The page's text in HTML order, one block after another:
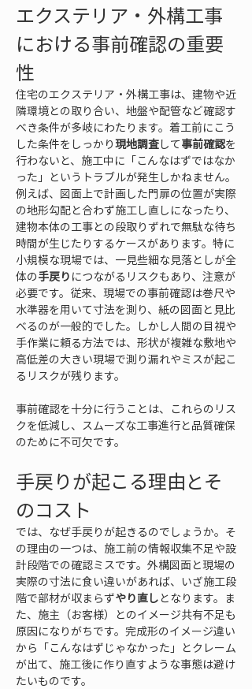
エクステリア・外構工事
における事前確認の重要
性
住宅のエクステリア・外構工事は、建物や近
隣環境との取り合い、地盤や配管など確認す
べき条件が多岐にわたります。着工前にこう
した条件をしっかり現地調査して事前確認を
行わないと、施工中に「こんなはずではなか
った」というトラブルが発生しかねません。
例えば、図面上で計画した門扉の位置が実際
の地形勾配と合わず施工し直しになったり、
建物本体の工事との段取りずれで無駄な待ち
時間が生じたりするケースがあります。特に
小規模な現場では、一見些細な見落としが全
体の手戻り につながるリスクもあり、注意が
必要です。従来、現場での事前確認は巻尺や
水準器を用いて寸法を測り、紙の図面と見比
べるのが一般的でした。しかし人間の目視や
手作業に頼る方法では、形状が複雑な敷地や
高低差の大きい現場で測り漏れやミスが起こ
るリスクが残ります。
事前確認を十分に行うことは、これらのリス
クを低減し、スムーズな工事進行と品質確保
のために不可欠です。
手戻りが起こる理由とそ
のコスト
では、なぜ手戻りが起きるのでしょうか。そ
の理由の一つは、施工前の情報収集不足や設
計段階での確認ミスです。外構図面と現場の
実際の寸法に食い違いがあれば、いざ施工段
階で部材が収まらずやり直し となります。ま
た、施主（お客様）とのイメージ共有不足も
原因になりがちです。完成形のイメージ違い
から「こんなはずじゃなかった」とクレーム
が出て、施工後に作り直すような事態は避け
たいものです。